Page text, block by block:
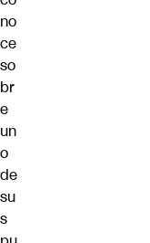
no
ce
so
br
e
un
o
de
su
s